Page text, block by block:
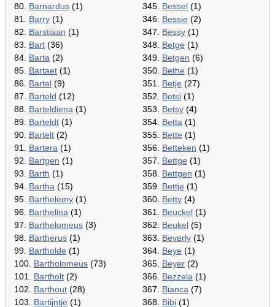
80. Barnardus (1)
81. Barry (1)
82. Barstiaan (1)
83. Bart (36)
84. Barta (2)
85. Bartaet (1)
86. Bartel (9)
87. Barteld (12)
88. Barteldiena (1)
89. Barteldt (1)
90. Bartelt (2)
91. Bartera (1)
92. Bartgen (1)
93. Barth (1)
94. Bartha (15)
95. Barthelemy (1)
96. Barthelina (1)
97. Barthelomeus (3)
98. Bartherus (1)
99. Bartholde (1)
100. Bartholomeus (73)
101. Bartholt (2)
102. Barthout (28)
103. Bartijntje (1)
345. Bessel (1)
346. Bessie (2)
347. Bessy (1)
348. Betge (1)
349. Betgen (6)
350. Bethe (1)
351. Betje (27)
352. Betsi (1)
353. Betsy (4)
354. Betta (1)
355. Bette (1)
356. Betteken (1)
357. Bettge (1)
358. Bettgen (1)
359. Bettje (1)
360. Betty (4)
361. Beuckel (1)
362. Beukel (5)
363. Beverly (1)
364. Beye (1)
365. Beyer (2)
366. Bezzela (1)
367. Bianca (7)
368. Bibi (1)